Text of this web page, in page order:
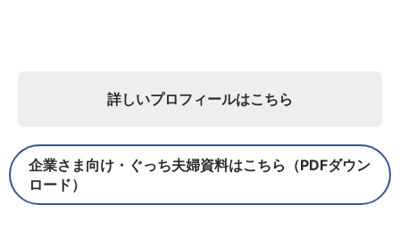
詳しいプロフィールはこちら
企業さま向け・ぐっち夫婦資料はこちら（PDFダウン
ロード）